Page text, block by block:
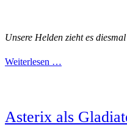
Unsere Helden zieht es
Weiterlesen …
Asterix als